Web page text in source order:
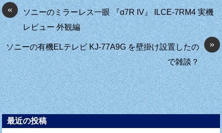
«
ソニーのミラーレス一眼 『α7R IV』 ILCE-7RM4 実機
レビュー 外観編
»
ソニーの有機ELテレビ KJ-77A9G を壁掛け設置したの
で雑談？
最近の投稿